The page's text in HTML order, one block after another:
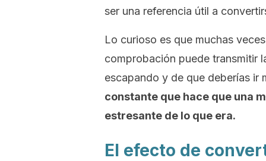
ser una referencia útil a
Lo curioso es que muchas
comprobación puede transmitir
escapando y de que deberías ir
constante que hace que una
estresante de lo que era.
El efecto de